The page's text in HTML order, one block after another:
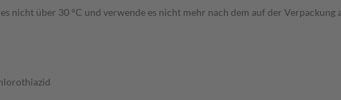
nicht über 30 °C und verwende es nicht mehr nach dem auf der Verpackung